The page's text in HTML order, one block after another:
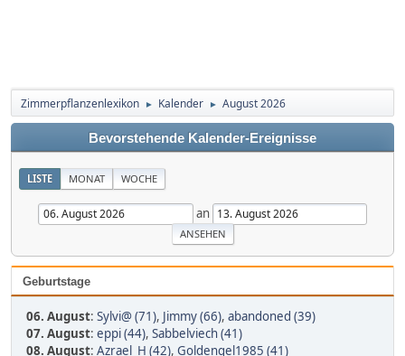
Zimmerpflanzenlexikon ► Kalender ► August 2026
Bevorstehende Kalender-Ereignisse
LISTE MONAT WOCHE
an
Geburtstage
06. August: Sylvi@ (71), Jimmy (66), abandoned (39)
07. August: eppi (44), Sabbelviech (41)
08. August: Azrael_H (42), Goldengel1985 (41)